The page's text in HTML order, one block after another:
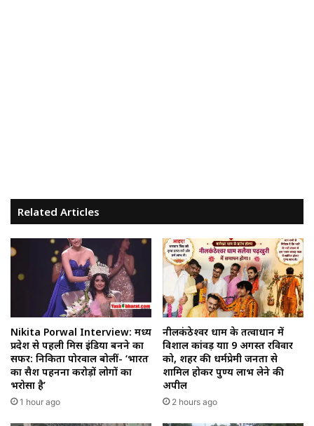
Related Articles
Nikita Porwal Interview: मध्य
प्रदेश से पहली मिस इंडिया बनने का
सफर: निकिता पोरवाल बोलीं- ‘भारत
का सैश पहनना करोड़ों लोगों का
भरोसा है’
1 hour ago
नीलकंठेश्वर धाम के तत्वाधान में
विशाल कांवड़ यात्रा 9 अगस्त रविवार
को, शहर की धर्मप्रेमी जनता से
शामिल होकर पुण्य लाभ लेने की
अपील
2 hours ago